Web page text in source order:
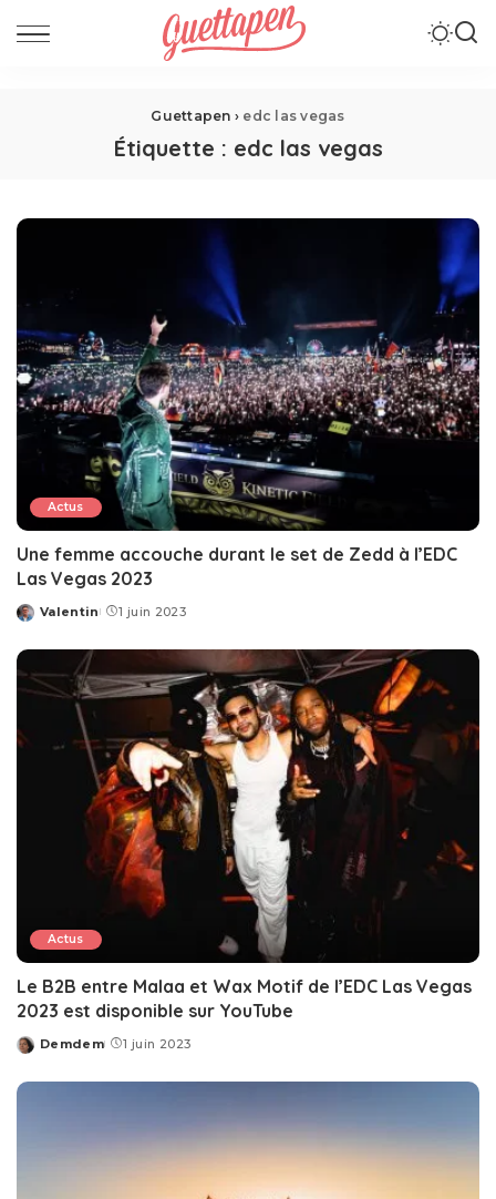
Guettapen › edc las vegas
Étiquette : edc las vegas
Actus
Une femme accouche durant le set de Zedd à l’EDC
Las Vegas 2023
Posted
Valentin 1 juin 2023
Actus
Le B2B entre Malaa et Wax Motif de l’EDC Las Vegas
2023 est disponible sur YouTube
Posted
Demdem 1 juin 2023